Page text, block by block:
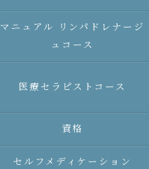
マニュアル リンパドレナージ
ュコース
医療セラピストコース
資格
セルフメディケーション